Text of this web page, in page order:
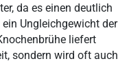
da es einen deutlich
Ungleichgewicht der
liefert
sondern wird oft auch